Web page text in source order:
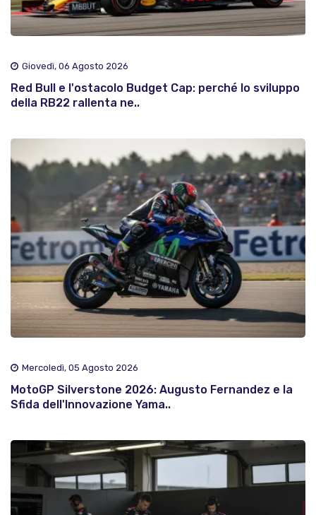
Giovedì, 06 Agosto 2026
Red Bull e l'ostacolo Budget Cap: perché lo sviluppo
della RB22 rallenta ne..
Mercoledì, 05 Agosto 2026
MotoGP Silverstone 2026: Augusto Fernandez e la
Sfida dell'Innovazione Yama..